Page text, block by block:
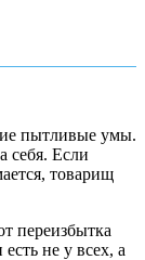
пытливые умы.
себя. Если
товарищ
переизбытка
не у всех, а